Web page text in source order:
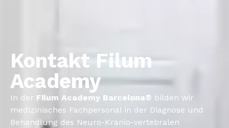
Kontakt Filum
Academy
In der Filum Academy Barcelona® bilden wir
medizinisches Fachpersonal in der Diagnose und
Behandlung des Neuro-Kranio-vertebralen